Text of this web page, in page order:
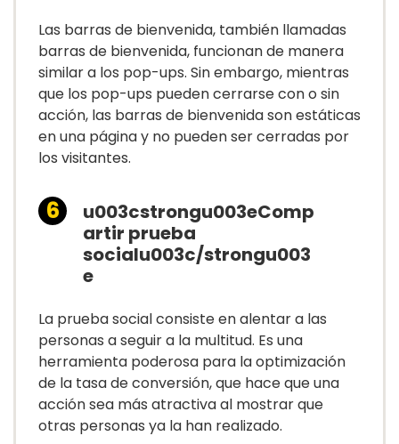
Las barras de bienvenida, también llamadas
barras de bienvenida, funcionan de manera
similar a los pop-ups. Sin embargo, mientras
que los pop-ups pueden cerrarse con o sin
acción, las barras de bienvenida son estáticas
en una página y no pueden ser cerradas por
los visitantes.
u003cstrongu003eComp
artir prueba
socialu003c/strongu003
e
La prueba social consiste en alentar a las
personas a seguir a la multitud. Es una
herramienta poderosa para la optimización
de la tasa de conversión, que hace que una
acción sea más atractiva al mostrar que
otras personas ya la han realizado.